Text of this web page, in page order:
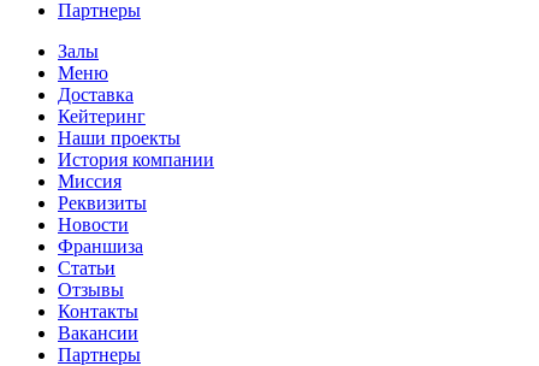
Партнеры
Залы
Меню
Доставка
Кейтеринг
Наши проекты
История компании
Миссия
Реквизиты
Новости
Франшиза
Статьи
Отзывы
Контакты
Вакансии
Партнеры